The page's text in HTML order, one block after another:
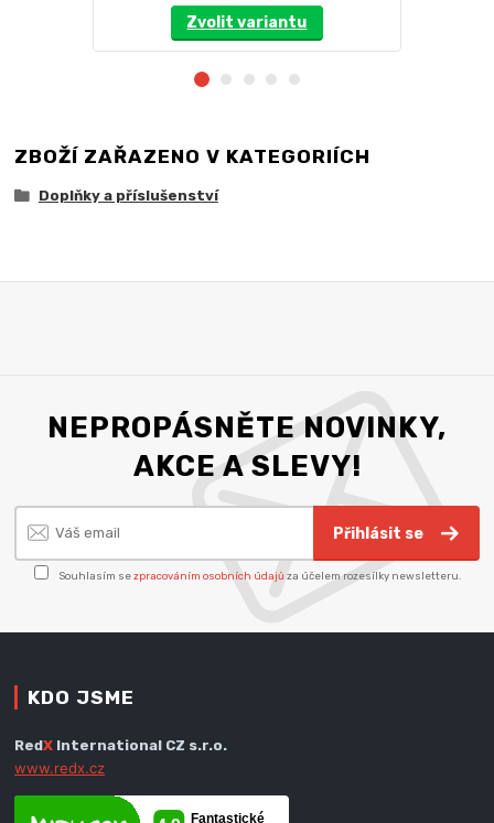
Zvolit variantu
ZBOŽÍ ZAŘAZENO V KATEGORIÍCH
Doplňky a příslušenství
NEPROPÁSNĚTE NOVINKY,
AKCE A SLEVY!
Přihlásit se
Souhlasím sezpracováním osobních údajů za účelem rozesílky newsletteru.
KDO JSME
RedX International CZ s.r.o.
www.redx.cz